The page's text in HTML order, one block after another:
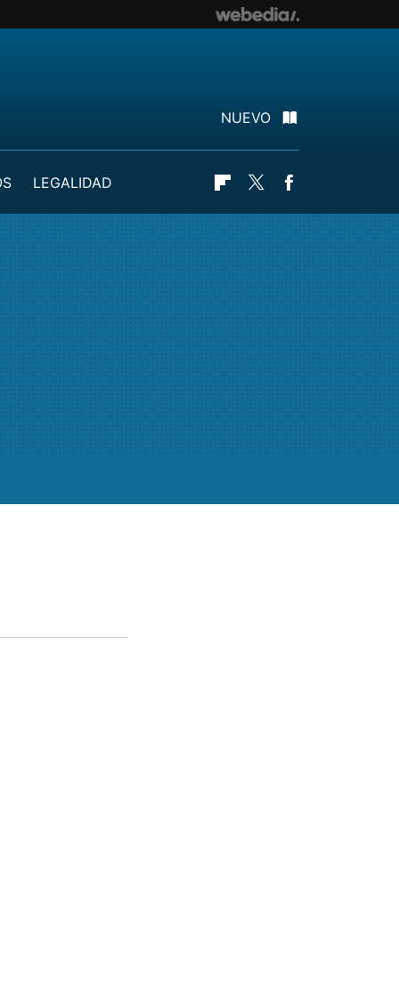
NUEVO
LEGALIDAD
Flipboard
Twitter